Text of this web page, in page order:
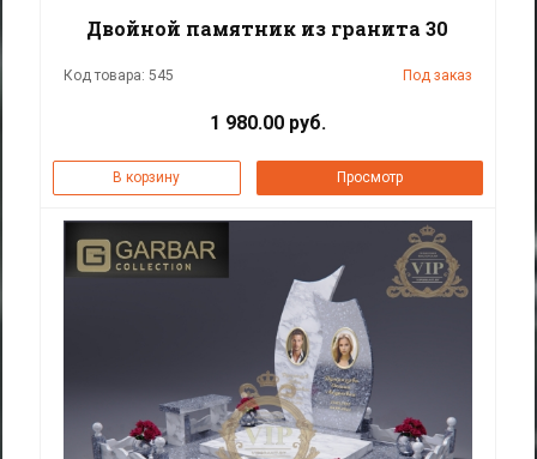
Двойной памятник из гранита 30
Код товара: 545 Под заказ
1 980.00 руб.
В корзину Просмотр